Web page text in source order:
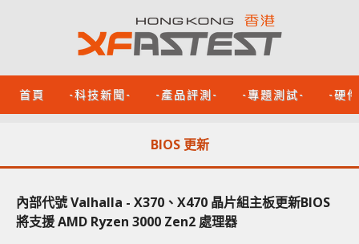
首頁 -科技新聞- -產品評測- -專題測試- -硬
BIOS 更新
內部代號 Valhalla - X370、X470 晶片組主板更新BIOS
將支援 AMD Ryzen 3000 Zen2 處理器